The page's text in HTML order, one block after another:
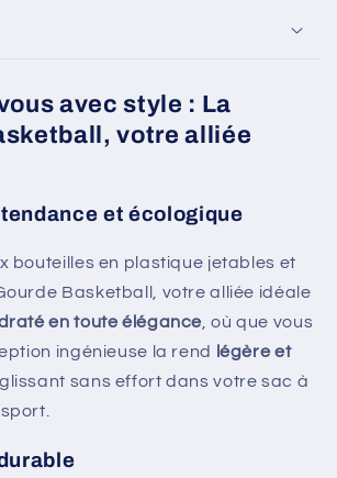
avec style : La
votre alliée
et écologique
bouteilles en plastique jetables et
Basketball, votre alliée idéale
en toute élégance , où que vous
ingénieuse la rend
légère et
glissant sans effort dans votre sac à